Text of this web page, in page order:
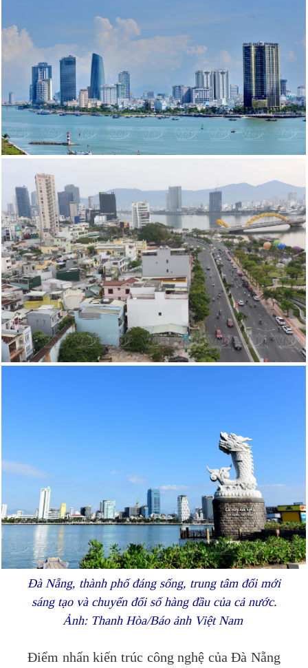
Đà Nẵng, thành phố đáng sống, trung tâm đổi mới
sáng tạo và chuyển đổi số hàng đầu của cả nước.
Ảnh: Thanh Hòa/Báo ảnh Việt Nam
Điểm nhấn kiến trúc công nghệ của Đà Nẵng